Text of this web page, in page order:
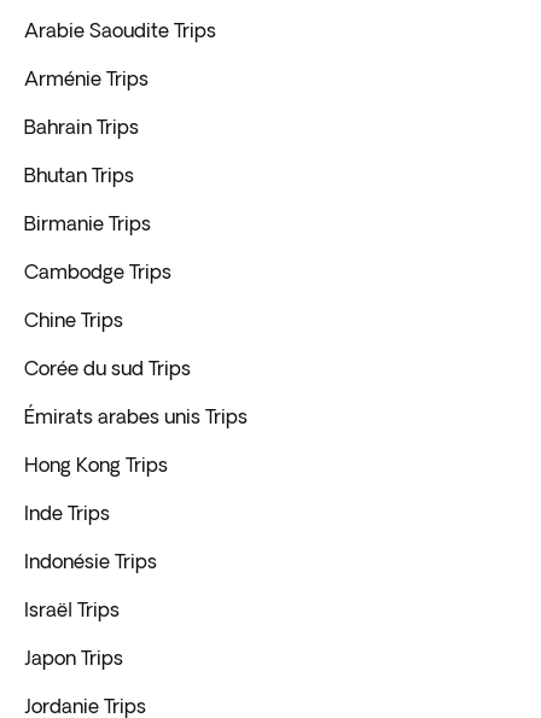
Arabie Saoudite Trips
Arménie Trips
Bahrain Trips
Bhutan Trips
Birmanie Trips
Cambodge Trips
Chine Trips
Corée du sud Trips
Émirats arabes unis Trips
Hong Kong Trips
Inde Trips
Indonésie Trips
Israël Trips
Japon Trips
Jordanie Trips